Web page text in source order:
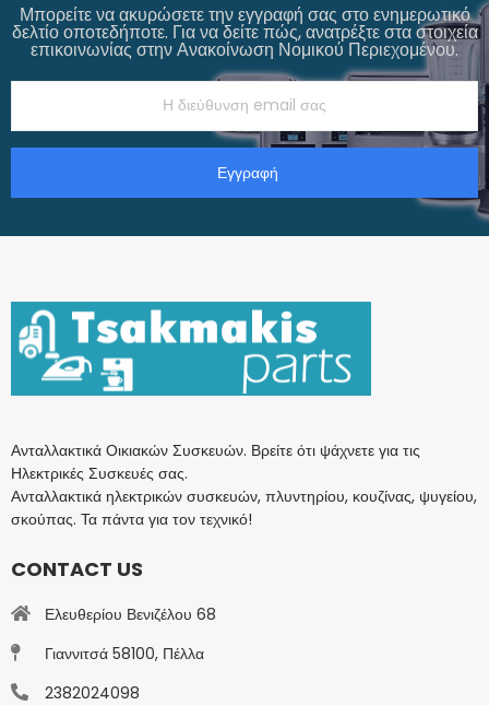
Μπορείτε να ακυρώσετε την εγγραφή σας στο ενημερωτικό
δελτίο οποτεδήποτε. Για να δείτε πώς, ανατρέξτε στα στοιχεία
επικοινωνίας στην Ανακοίνωση Νομικού Περιεχομένου.
Εγγραφή
Ανταλλακτικά Οικιακών Συσκευών. Βρείτε ότι ψάχνετε για τις
Ηλεκτρικές Συσκευές σας.
Ανταλλακτικά ηλεκτρικών συσκευών, πλυντηρίου, κουζίνας, ψυγείου,
σκούπας. Τα πάντα για τον τεχνικό!
CONTACT US
Ελευθερίου Βενιζέλου 68
Γιαννιτσά 58100, Πέλλα
2382024098